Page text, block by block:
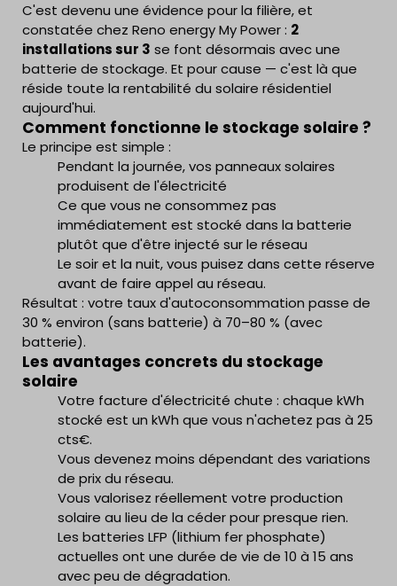
C'est devenu une évidence pour la filière, et
constatée chez Reno energy My Power : 2
installations sur 3 se font désormais avec une
batterie de stockage. Et pour cause — c'est là que
réside toute la rentabilité du solaire résidentiel
aujourd'hui.
Comment fonctionne le stockage solaire ?
Le principe est simple :
Pendant la journée, vos panneaux solaires
produisent de l'électricité
Ce que vous ne consommez pas
immédiatement est stocké dans la batterie
plutôt que d'être injecté sur le réseau
Le soir et la nuit, vous puisez dans cette réserve
avant de faire appel au réseau.
Résultat : votre taux d'autoconsommation passe de
30 % environ (sans batterie) à 70–80 % (avec
batterie).
Les avantages concrets du stockage
solaire
Votre facture d'électricité chute : chaque kWh
stocké est un kWh que vous n'achetez pas à 25
cts€.
Vous devenez moins dépendant des variations
de prix du réseau.
Vous valorisez réellement votre production
solaire au lieu de la céder pour presque rien.
Les batteries LFP (lithium fer phosphate)
actuelles ont une durée de vie de 10 à 15 ans
avec peu de dégradation.